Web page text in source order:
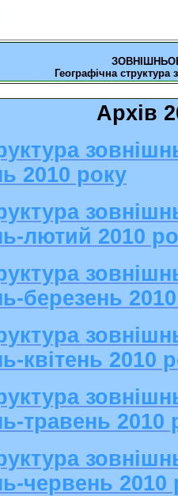
Географічна структура
Архів
2010 року
лютий 2010
березень
квітень 2010
травень 2010
червень 2010